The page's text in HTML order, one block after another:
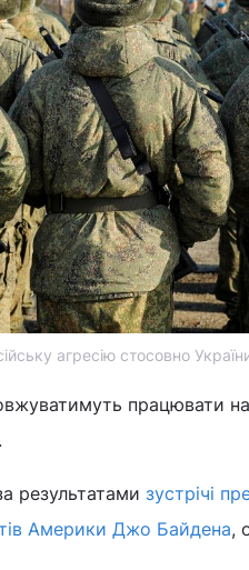
агресію стосовно
працювати
результатами зустрічі
Америки Джо Байдена,